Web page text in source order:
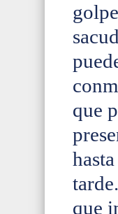
que
que